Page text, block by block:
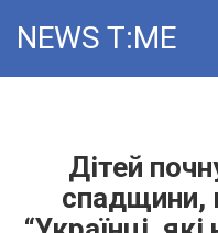
NEWS T:ME
Дітей
спадщини,